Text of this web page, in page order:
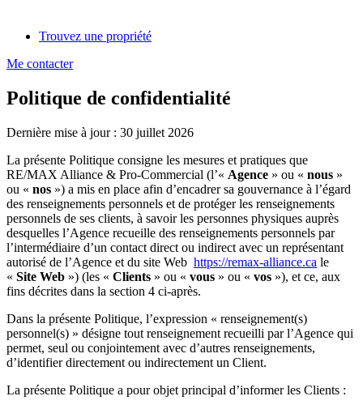
Trouvez une propriété
Me contacter
Politique de confidentialité
Dernière mise à jour : 30 juillet 2026
La présente Politique consigne les mesures et pratiques que
RE/MAX Alliance & Pro-Commercial (l’« Agence » ou « nous »
ou « nos ») a mis en place afin d’encadrer sa gouvernance à l’égard
des renseignements personnels et de protéger les renseignements
personnels de ses clients, à savoir les personnes physiques auprès
desquelles l’Agence recueille des renseignements personnels par
l’intermédiaire d’un contact direct ou indirect avec un représentant
autorisé de l’Agence et du site Web https://remax-alliance.ca le
« Site Web ») (les « Clients » ou « vous » ou « vos »), et ce, aux
fins décrites dans la section 4 ci-après.
Dans la présente Politique, l’expression « renseignement(s)
personnel(s) » désigne tout renseignement recueilli par l’Agence qui
permet, seul ou conjointement avec d’autres renseignements,
d’identifier directement ou indirectement un Client.
La présente Politique a pour objet principal d’informer les Clients :